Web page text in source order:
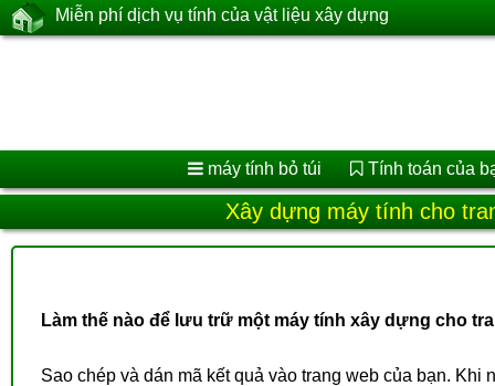
Miễn phí dịch vụ tính của vật liệu xây dựng
máy tính bỏ túi Tính toán của
Xây dựng máy tính cho
Làm thế nào để lưu trữ một máy tính xây dựng cho
Sao chép và dán mã kết quả vào trang web của bạn. Khi